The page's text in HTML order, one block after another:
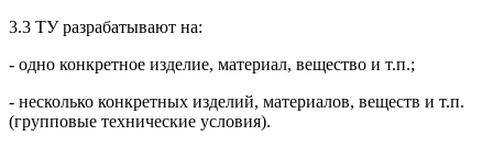
3.3 ТУ разрабатывают на:
- одно конкретное изделие, материал, вещество и т.п.;
- несколько конкретных изделий, материалов, веществ и т.п.
(групповые технические условия).